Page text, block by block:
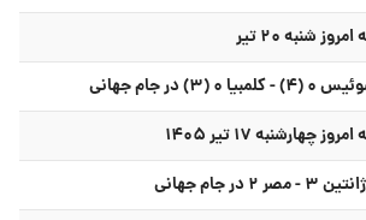
شنبه ۲۰ تیر
جام جهانی
۱۷ تیر ۱۴۰۵
جام جهانی